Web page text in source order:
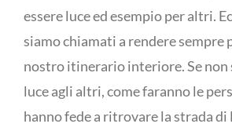
essere luce ed esempio per altri.
siamo chiamati a rendere sempre
nostro itinerario interiore. Se non
luce agli altri, come faranno le
hanno fede a ritrovare la strada di